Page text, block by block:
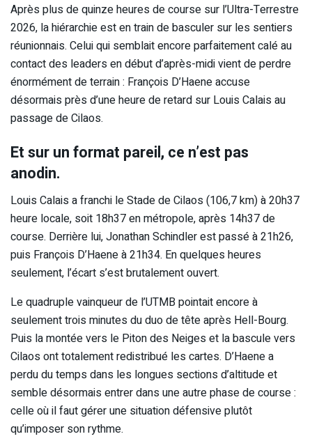
Après plus de quinze heures de course sur l’Ultra-Terrestre
2026, la hiérarchie est en train de basculer sur les sentiers
réunionnais. Celui qui semblait encore parfaitement calé au
contact des leaders en début d’après-midi vient de perdre
énormément de terrain : François D’Haene accuse
désormais près d’une heure de retard sur Louis Calais au
passage de Cilaos.
Et sur un format pareil, ce n’est pas
anodin.
Louis Calais a franchi le Stade de Cilaos (106,7 km) à 20h37
heure locale, soit 18h37 en métropole, après 14h37 de
course. Derrière lui, Jonathan Schindler est passé à 21h26,
puis François D’Haene à 21h34. En quelques heures
seulement, l’écart s’est brutalement ouvert.
Le quadruple vainqueur de l’UTMB pointait encore à
seulement trois minutes du duo de tête après Hell-Bourg.
Puis la montée vers le Piton des Neiges et la bascule vers
Cilaos ont totalement redistribué les cartes. D’Haene a
perdu du temps dans les longues sections d’altitude et
semble désormais entrer dans une autre phase de course :
celle où il faut gérer une situation défensive plutôt
qu’imposer son rythme.